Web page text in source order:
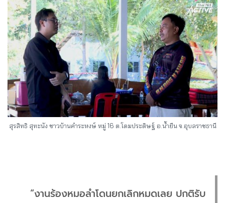
สุรสิทธิ สุทะนัง ชาวบ้านคำระหงษ์ หมู่ 16 ต.โดมประดิษฐ์ อ.น้ำยืน จ.อุบลราชธานี
“งานร้องหมอลำโดนยกเลิกหมดเลย ปกติรับ